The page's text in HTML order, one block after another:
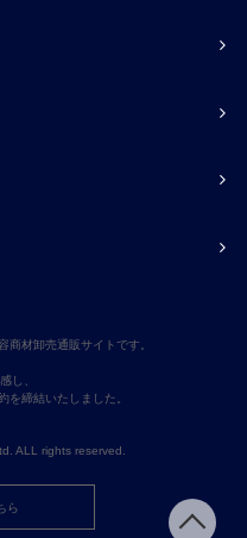
商材卸売通販サイトです。
し、
を締結いたしました。
ALL rights reserved.
ら